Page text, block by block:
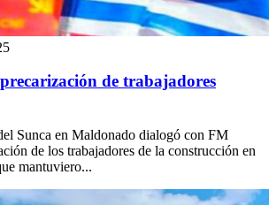
de trabajadores
Sunca en Maldonado dialogó con FM
de los trabajadores de la construcción en
mantuviero...